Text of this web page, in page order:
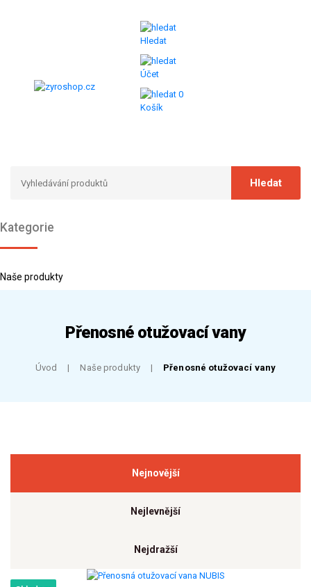
Hledat
Účet
0
Košík
Kategorie
Naše produkty
Přenosné otužovací vany
Úvod Naše produkty Přenosné otužovací vany
Nejnovější
Nejlevnější
Nejdražší